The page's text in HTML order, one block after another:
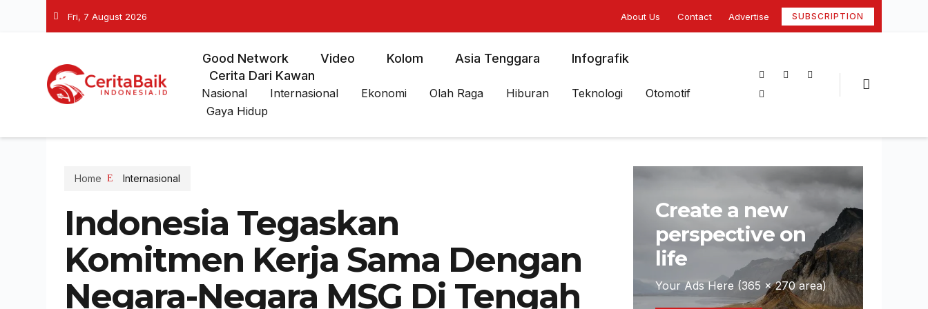
Fri, 7 August 2026 About Us Contact Advertise SUBSCRIPTION
Good Network Video Kolom Asia Tenggara
Infografik
Cerita Dari Kawan
Nasional Internasional Ekonomi Olah Raga Hiburan Teknologi
Otomotif
Gaya Hidup
Home Internasional
Indonesia Tegaskan
Komitmen Kerja Sama Dengan
Negara-Negara MSG Di Tengah
Create a new
perspective on
life
Your Ads Here (365 x 270 area)